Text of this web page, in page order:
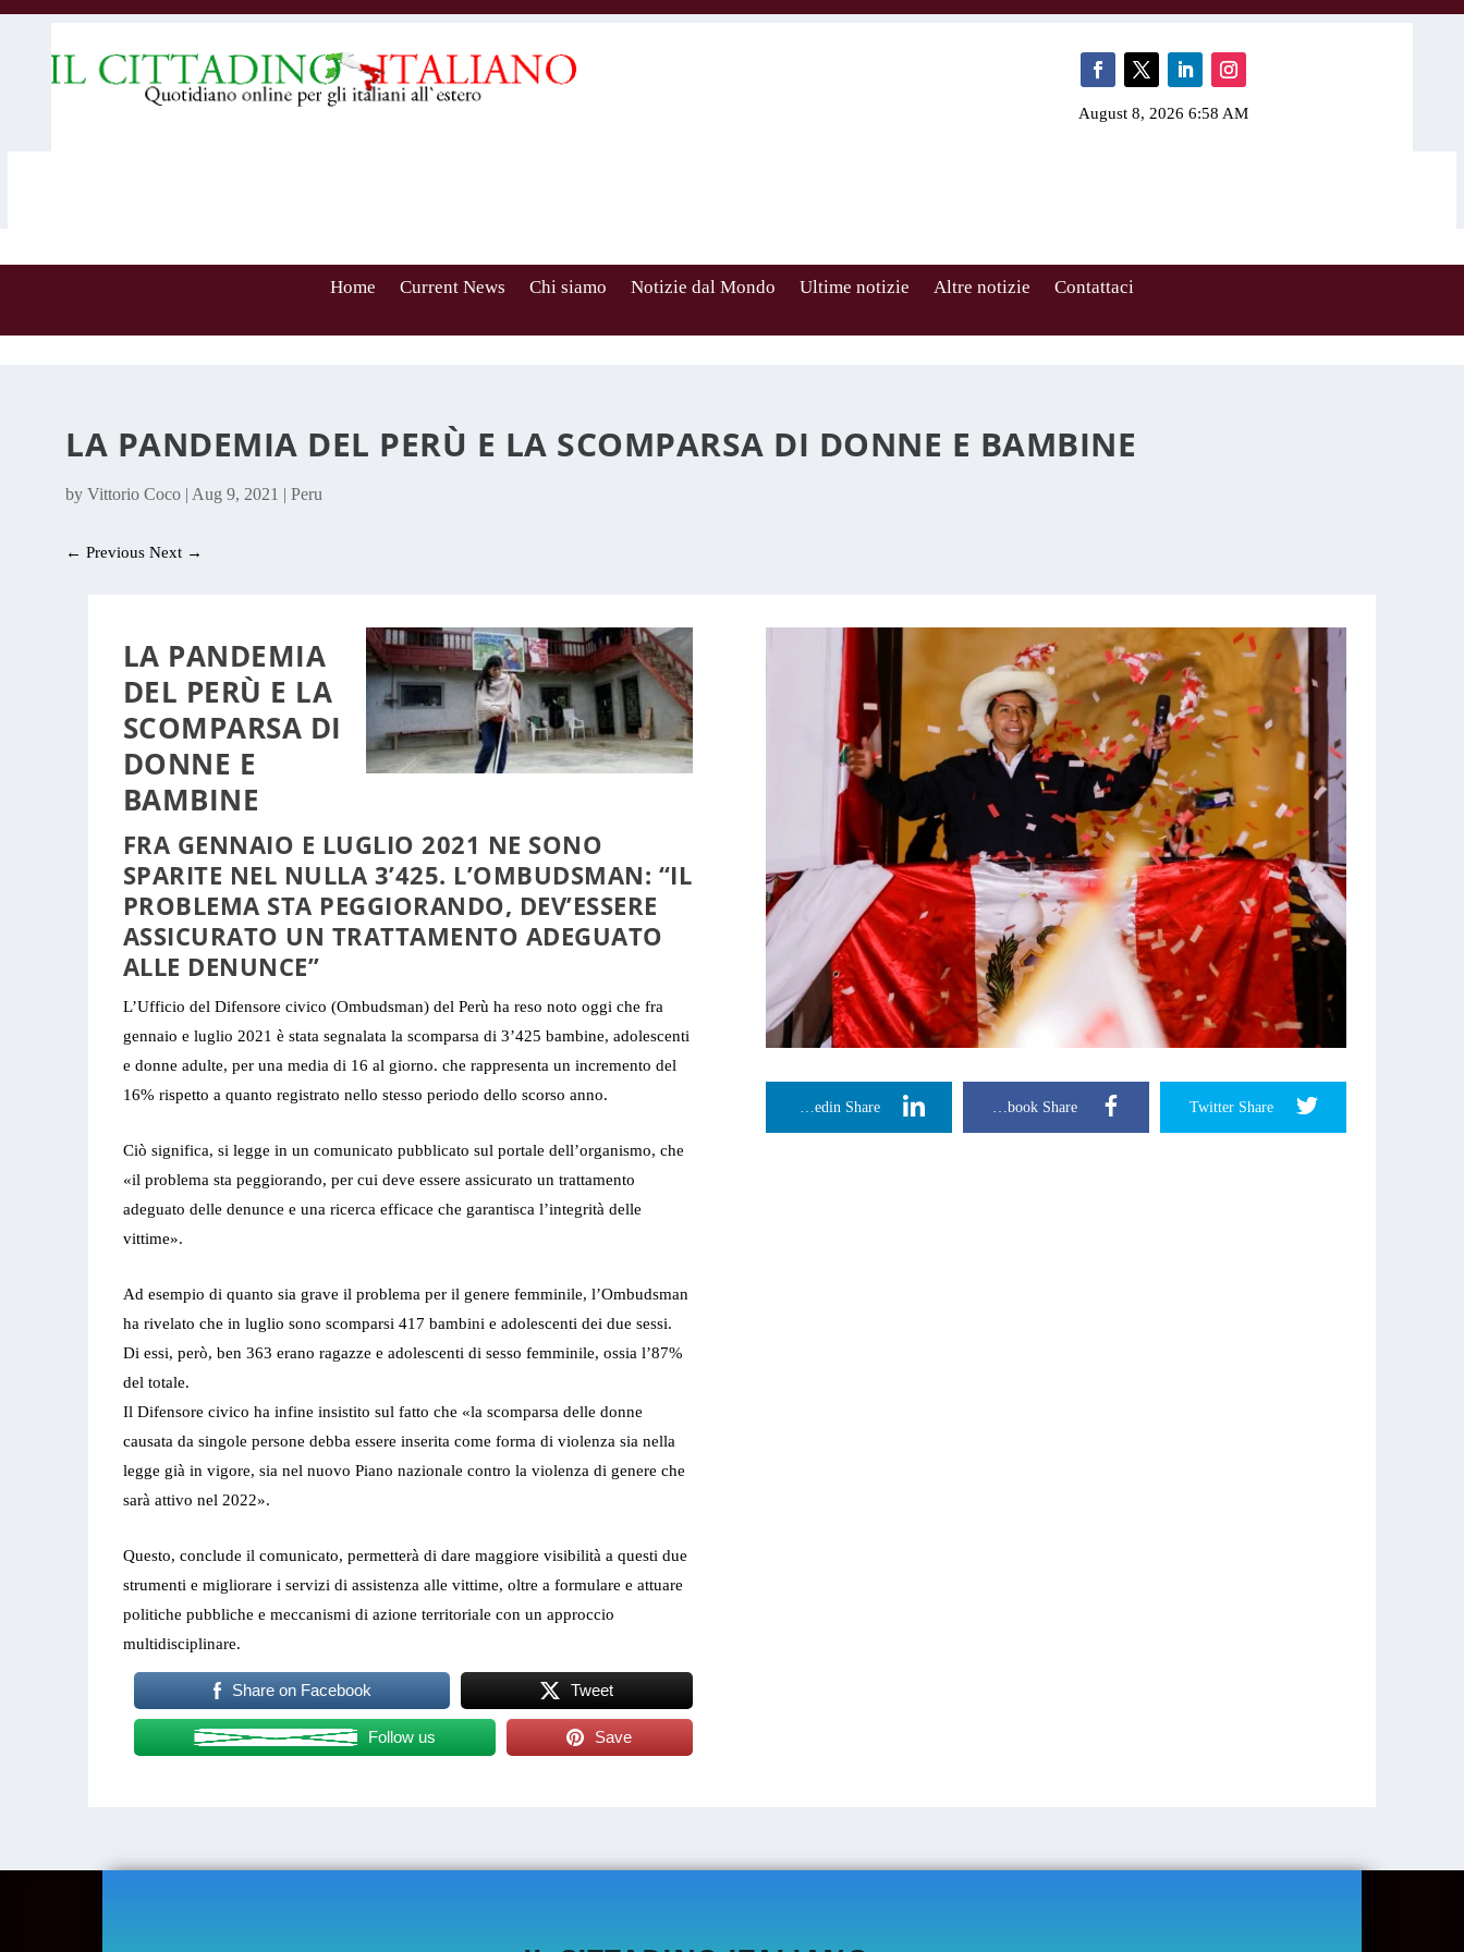
August 8, 2026 6:58 AM
Home Current News Chi siamo Notizie dal Mondo Ultime notizie Altre notizie Contattaci
LA PANDEMIA DEL PERÙ E LA SCOMPARSA DI DONNE E BAMBINE
byVittorio Coco | Aug 9, 2021 |Peru
←Previous Next →
LA PANDEMIA
DEL PERÙ E LA
SCOMPARSA DI
DONNE E
BAMBINE
FRA GENNAIO E LUGLIO 2021 NE SONO
SPARITE NEL NULLA 3’425. L’OMBUDSMAN: “IL
PROBLEMA STA PEGGIORANDO, DEV’ESSERE
ASSICURATO UN TRATTAMENTO ADEGUATO
ALLE DENUNCE”
L’Ufficio del Difensore civico (Ombudsman) del Perù ha reso noto oggi che fra
gennaio e luglio 2021 è stata segnalata la scomparsa di 3’425 bambine, adolescenti
e donne adulte, per una media di 16 al giorno. che rappresenta un incremento del
16% rispetto a quanto registrato nello stesso periodo dello scorso anno.
Ciò significa, si legge in un comunicato pubblicato sul portale dell’organismo, che
«il problema sta peggiorando, per cui deve essere assicurato un trattamento
adeguato delle denunce e una ricerca efficace che garantisca l’integrità delle
vittime».
Ad esempio di quanto sia grave il problema per il genere femminile, l’Ombudsman
ha rivelato che in luglio sono scomparsi 417 bambini e adolescenti dei due sessi.
Di essi, però, ben 363 erano ragazze e adolescenti di sesso femminile, ossia l’87%
del totale.
Il Difensore civico ha infine insistito sul fatto che «la scomparsa delle donne
causata da singole persone debba essere inserita come forma di violenza sia nella
legge già in vigore, sia nel nuovo Piano nazionale contro la violenza di genere che
sarà attivo nel 2022».
Questo, conclude il comunicato, permetterà di dare maggiore visibilità a questi due
strumenti e migliorare i servizi di assistenza alle vittime, oltre a formulare e attuare
politiche pubbliche e meccanismi di azione territoriale con un approccio
multidisciplinare.
Share on Facebook Tweet
Follow us Save
Twitter Share
Facebook Share
Linkedin Share